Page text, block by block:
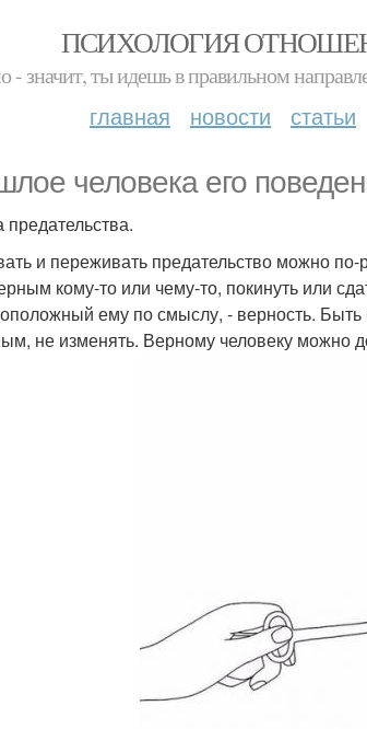
ПСИХОЛОГИЯ
- значит, ты идешь в правильном
главная новости статьи
человека его
и переживать предательство можно
кому-то или чему-то, покинуть или
ему по смыслу, - верность.
не изменять. Верному человеку можно